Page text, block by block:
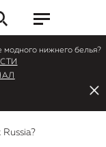
модного нижнего белья?